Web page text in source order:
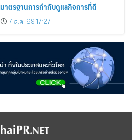
มาตรฐานการกำกับดูแลกิจการที่ดี
7 ส.ค. 69 17:27